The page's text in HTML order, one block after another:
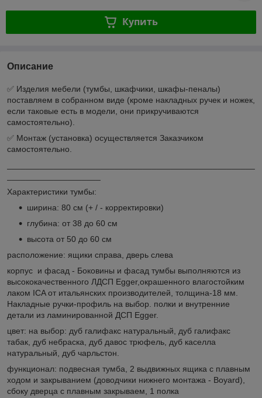
Купить
Описание
✅ Изделия мебели (тумбы, шкафчики, шкафы-пеналы)
поставляем в собранном виде (кроме накладных ручек и ножек,
если таковые есть в модели, они прикручиваются
самостоятельно).
✅ Монтаж (установка) осуществляется Заказчиком
самостоятельно.
Характеристики тумбы:
ширина: 80 cм (+ / - корректировки)
глубина: от 38 до 60 см
высота от 50 до 60 см
расположение: ящики справа, дверь слева
корпус и фасад - Боковины и фасад тумбы выполняются из
высококачественного ЛДСП Egger,окрашенного влагостойким
лаком ICA от итальянских производителей, толщина-18 мм.
Накладные ручки-профиль на выбор. полки и внутренние
детали из ламинированной ДСП Egger.
цвет: на выбор: дуб галифакс натуральный, дуб галифакс
табак, дуб небраска, дуб давос трюфель, дуб каселла
натуральный, дуб чарльстон.
функционал: подвесная тумба, 2 выдвижных ящика с плавным
ходом и закрыванием (доводчики нижнего монтажа - Boyard),
сбоку дверца с плавным закрываем, 1 полка